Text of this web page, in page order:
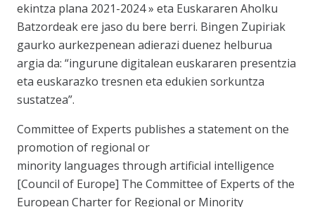
ekintza plana 2021-2024 » eta Euskararen Aholku
Batzordeak ere jaso du bere berri. Bingen Zupiriak
gaurko aurkezpenean adierazi duenez helburua
argia da: “ingurune digitalean euskararen presentzia
eta euskarazko tresnen eta edukien sorkuntza
sustatzea”.
Committee of Experts publishes a statement on the
promotion of regional or
minority languages through artificial intelligence
[Council of Europe] The Committee of Experts of the
European Charter for Regional or Minority